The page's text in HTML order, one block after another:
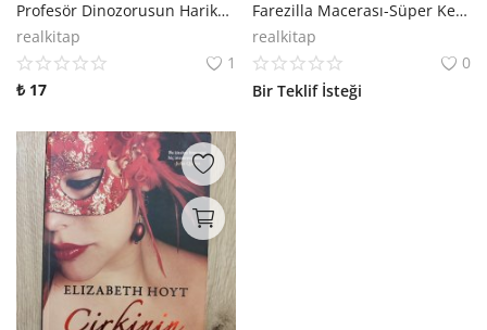
Profesör Dinozorusun Harikalar Diyarı
realkitap
1
₺ 17
Farezilla Macerası-Süper Kedicik Kaju 2
realkitap
0
Bir Teklif İsteği